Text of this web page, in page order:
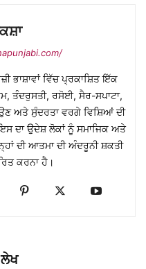
ਭਾਸ਼ਾਵਾਂ ਵਿੱਚ ਪ੍ਰਕਾਸ਼ਿਤ ਇੱਕ
ਤੰਦਰੁਸਤੀ, ਰਸੋਈ, ਸੈਰ-ਸਪਾਟਾ,
ਅਤੇ ਸੁੰਦਰਤਾ ਵਰਗੇ ਵਿਸ਼ਿਆਂ ਦੀ
ਦਾ ਉਦੇਸ਼ ਲੋਕਾਂ ਨੂੰ ਸਮਾਜਿਕ ਅਤੇ
ਦੀ ਆਤਮਾ ਦੀ ਅੰਦਰੂਨੀ ਸ਼ਕਤੀ
ਕਰਨਾ ਹੈ।